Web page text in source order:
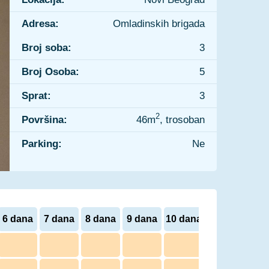
Adresa: Omladinskih brigada
Broj soba: 3
Broj Osoba: 5
Sprat: 3
Površina: 46m2, trosoban
Parking: Ne
6 dana 7 dana 8 dana 9 dana 10 dana